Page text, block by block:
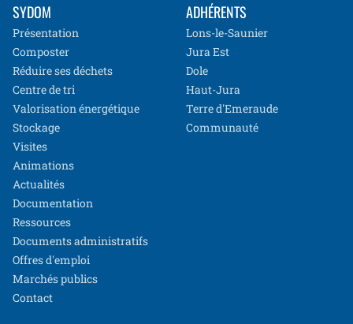
SYDOM
Présentation
Composter
Réduire ses déchets
Centre de tri
Valorisation énergétique
Stockage
Visites
Animations
Actualités
Documentation
Ressources
Documents administratifs
Offres d'emploi
Marchés publics
Contact
ADHÉRENTS
Lons-le-Saunier
Jura Est
Dole
Haut-Jura
Terre d'Emeraude
Communauté